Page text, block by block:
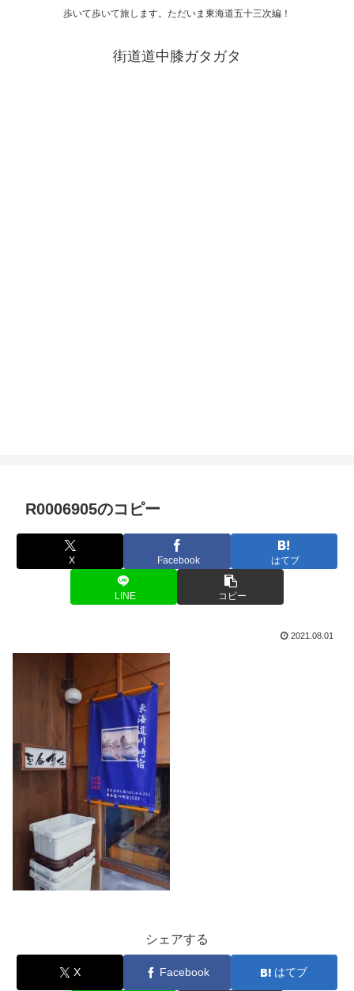
歩いて歩いて旅します。ただいま東海道五十三次編！
街道道中膝ガタガタ
R0006905のコピー
X Facebook はてブ
LINE コピー
2021.08.01
シェアする
X Facebook はてブ